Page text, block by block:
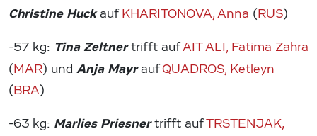
Christine HuckaufKHARITONOVA, Anna (RUS)
-57 kg: Tina Zeltnertrifft aufAIT ALI, Fatima Zahra
(MAR) und Anja MayraufQUADROS, Ketleyn
(BRA)
-63 kg: Marlies Priesnertrifft aufTRSTENJAK,